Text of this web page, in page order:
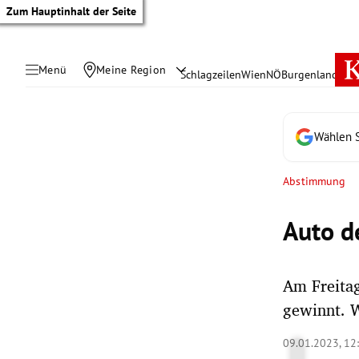
Zum Hauptinhalt der Seite
Menü Meine Region SchlagzeilenWienNÖBurgenland
Wählen
Abstimmung
Auto
Am
gewinnt.
09.01.2023,